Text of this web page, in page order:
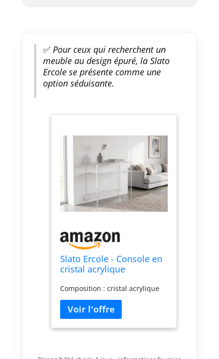
✅Pour ceux qui recherchent un
meuble au design épuré, la Slato
Ercole se présente comme une
option séduisante.
Slato Ercole - Console en
cristal acrylique
d'entrée, table salon,
salle d'attente, bureau,
modifications de design,
fabriqué en Italie
Composition : cristal acrylique